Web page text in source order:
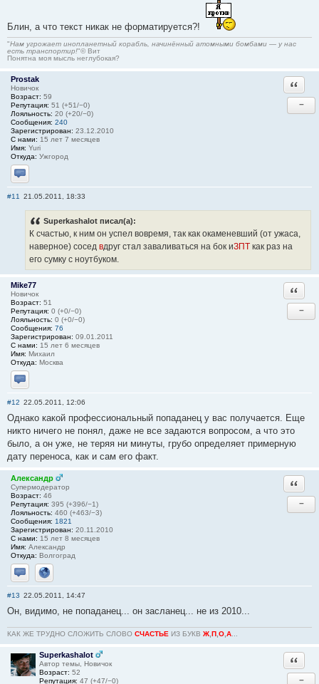
Блин, а что текст никак не форматируется?!
"Нам угрожает инопланетный корабль, начинённый атомными бомбами — у нас
есть транспортир!"© Вит
Понятна моя мысль неглубокая?
Prostak
Новичок
Возраст: 59
Репутация: 51 (+51/−0)
Лояльность: 20 (+20/−0)
Сообщения: 240
Зарегистрирован: 23.12.2010
С нами: 15 лет 7 месяцев
Имя: Yuri
Откуда: Ужгород
Отправить личное сообщение
−
#11 21.05.2011, 18:33
Superkashalot писал(а):
К счастью, к ним он успел вовремя, так как окаменевший (от ужаса,
наверное) сосед вдруг стал заваливаться на бок иЗПТ как раз на
его сумку с ноутбуком.
Mike77
Новичок
Возраст: 51
Репутация: 0 (+0/−0)
Лояльность: 0 (+0/−0)
Сообщения: 76
Зарегистрирован: 09.01.2011
С нами: 15 лет 6 месяцев
Имя: Михаил
Откуда: Москва
Отправить личное сообщение
−
#12 22.05.2011, 12:06
Однако какой профессиональный попаданец у вас получается. Еще
никто ничего не понял, даже не все задаются вопросом, а что это
было, а он уже, не теряя ни минуты, грубо определяет примерную
дату переноса, как и сам его факт.
Александр
Супермодератор
Возраст: 46
Репутация: 395 (+396/−1)
Лояльность: 460 (+463/−3)
Сообщения: 1821
Зарегистрирован: 20.11.2010
С нами: 15 лет 8 месяцев
Имя: Александр
Откуда: Волгоград
Отправить личное сообщение
Сайт
−
#13 22.05.2011, 14:47
Он, видимо, не попаданец... он засланец... не из 2010...
КАК ЖЕ ТРУДНО СЛОЖИТЬ СЛОВО СЧАСТЬЕ ИЗ БУКВ Ж, П,О,А...
Superkashalot
Автор темы, Новичок
Возраст: 52
Репутация: 47 (+47/−0)
−